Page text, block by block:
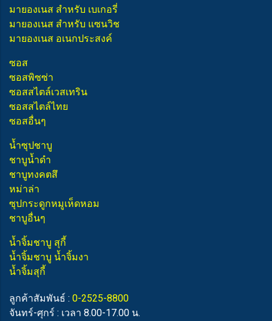
มายองเนส สำหรับ เบเกอรี่
มายองเนส สำหรับ แซนวิช
มายองเนส อเนกประสงค์
ซอส
ซอสพิซซ่า
ซอสสไตล์เวสเทริน
ซอสสไตล์ไทย
ซอสอื่นๆ
น้ำซุปชาบู
ชาบูน้ำดำ
ชาบูทงคตสึ
หม่าล่า
ซุปกระดูกหมูเห็ดหอม
ชาบูอื่นๆ
น้ำจิ้มชาบู สุกี้
น้ำจิ้มชาบู น้ำจิ้มงา
น้ำจิ้มสุกี้
ลูกค้าสัมพันธ์ : 0-2525-8800
จันทร์-ศุกร์ : เวลา 8.00-17.00 น.